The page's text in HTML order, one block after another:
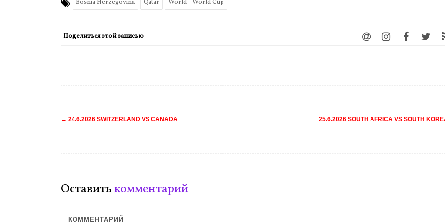
Bosnia Herzegovina Qatar World - World Cup
Поделиться этой записью
Навигация
← 24.6.2026 SWITZERLAND VS CANADA 25.6.2026 SOUTH AFRICA VS SOUTH
Оставитькомментарий
КОММЕНТАРИЙ